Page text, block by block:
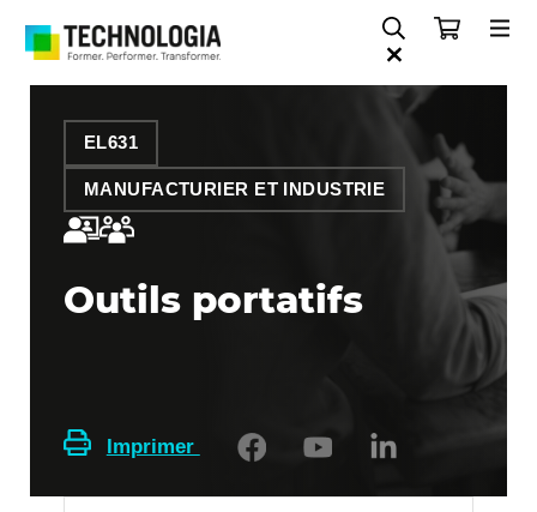
EL631
MANUFACTURIER ET INDUSTRIE
Outils portatifs
Imprimer